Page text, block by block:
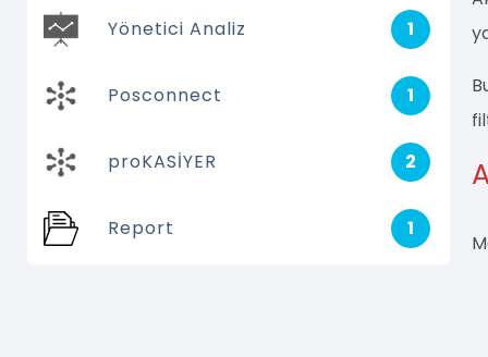
Yönetici Analiz 1
Posconnect 1
proKASİYER 2
Report 1